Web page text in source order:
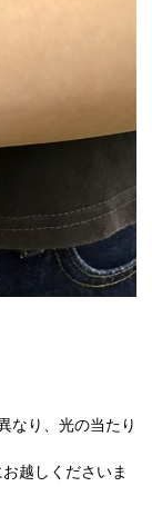
なり、光の当たり
越しくださいま